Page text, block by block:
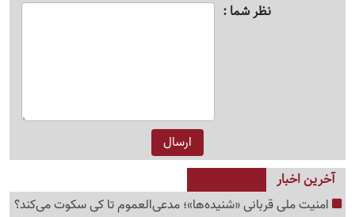
نظر شما
آخرین اخبار
امنیت ملی قربانی «شنیده‌ها»؛ مدعی‌العموم تا کی سکوت می‌کند؟